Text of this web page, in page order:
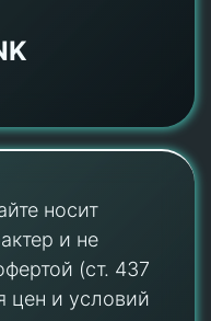
носит
и не
(ст. 437
цен и условий